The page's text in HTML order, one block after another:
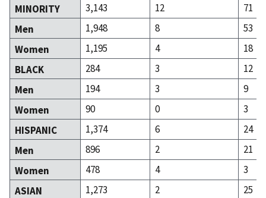
MINORITY
3,143 12
71
Men
1,948 8
53
Women
1,195 4
18
BLACK
284 3
12
Men
194 3
9
Women
90 0
3
HISPANIC
1,374 6
24
Men
896 2
21
Women
478 4
3
ASIAN
1,273 2
25